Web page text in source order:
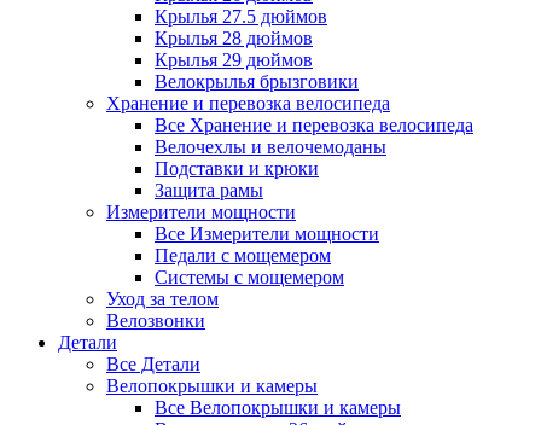
Крылья 27.5 дюймов
Крылья 28 дюймов
Крылья 29 дюймов
Велокрылья брызговики
Хранение и перевозка велосипеда
Все Хранение и перевозка велосипеда
Велочехлы и велочемоданы
Подставки и крюки
Защита рамы
Измерители мощности
Все Измерители мощности
Педали с мощемером
Системы с мощемером
Уход за телом
Велозвонки
Детали
Все Детали
Велопокрышки и камеры
Все Велопокрышки и камеры